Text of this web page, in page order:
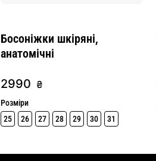
Босоніжки шкіряні,
анатомічні
2990 ₴
Розміри
25
26 27 28 29 30 31